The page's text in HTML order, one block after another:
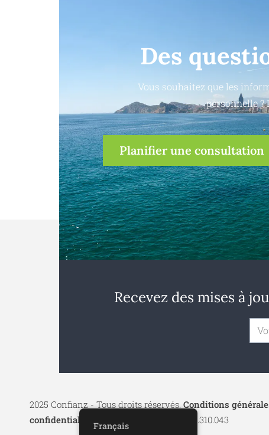
Des
Vous souhaitez que les
personnelle ?
Planifier une consultation
Recevez des mises à
2025 Confianz - Tous droits réservés. Conditions
confidentialité
| KBO 0713.777.468 & 0804.310.043
Français